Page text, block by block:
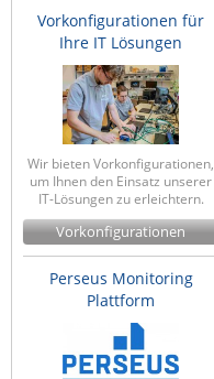
LigoWave
Milesight
Moxa
Netio
Panorama Antennas
PatchSee
Power Kingdom
Poynting
Server Technology
Vorkonfigurationen für
Ihre IT Lösungen
Wir bieten Vorkonfigurationen,
um Ihnen den Einsatz unserer
IT-Lösungen zu erleichtern.
Vorkonfigurationen
Perseus Monitoring
Plattform